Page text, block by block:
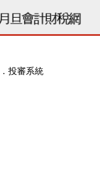
．投審系統